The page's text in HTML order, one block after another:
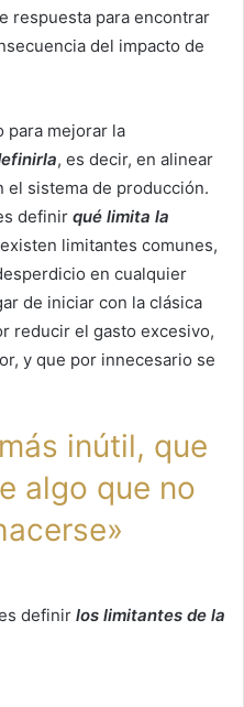
respuesta para encontrar
del impacto de
para mejorar la
, es decir, en alinear
el sistema de producción.
definir qué limita la
limitantes comunes,
en cualquier
de iniciar con la clásica
reducir el gasto excesivo,
y que por innecesario se
inútil, que
algo que no
definir los limitantes de la